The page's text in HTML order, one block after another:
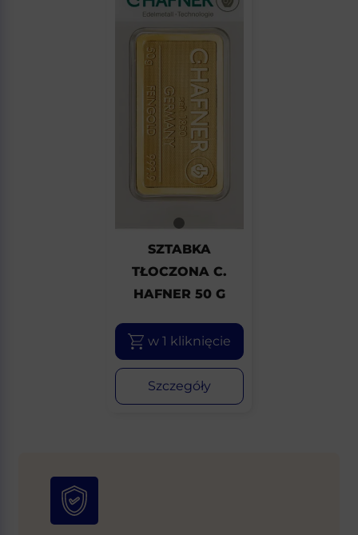
SZTABKA
TŁOCZONA C.
HAFNER 50 G
w 1 kliknięcie
Szczegóły